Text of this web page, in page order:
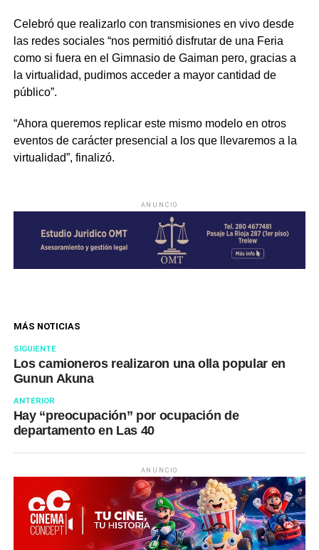
Celebró que realizarlo con transmisiones en vivo desde
las redes sociales “nos permitió disfrutar de una Feria
como si fuera en el Gimnasio de Gaiman pero, gracias a
la virtualidad, pudimos acceder a mayor cantidad de
público”.
“Ahora queremos replicar este mismo modelo en otros
eventos de carácter presencial a los que llevaremos a la
virtualidad”, finalizó.
ANUNCIO
MÁS NOTICIAS
SIGUIENTE
Los camioneros realizaron una olla popular en
Gunun Akuna
ANTERIOR
Hay “preocupación” por ocupación de
departamento en Las 40
ANUNCIO